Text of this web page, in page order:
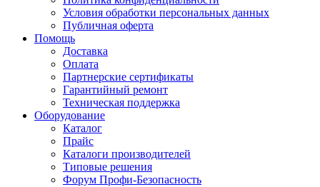
Условия обработки персональных данных
Публичная оферта
Помощь
Доставка
Оплата
Партнерские сертификаты
Гарантийный ремонт
Техническая поддержка
Оборудование
Каталог
Прайс
Каталоги производителей
Типовые решения
Форум Профи-Безопасность